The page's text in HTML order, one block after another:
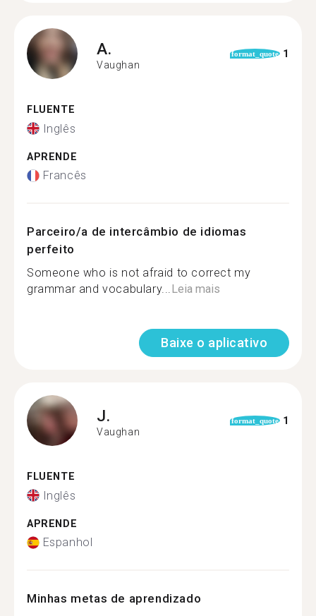
A.
Vaughan
format_quote 1
FLUENTE
Inglês
APRENDE
Francês
Parceiro/a de intercâmbio de idiomas
perfeito
Someone who is not afraid to correct my
grammar and vocabulary...Leia mais
Baixe o aplicativo
J.
Vaughan
format_quote 1
FLUENTE
Inglês
APRENDE
Espanhol
Minhas metas de aprendizado